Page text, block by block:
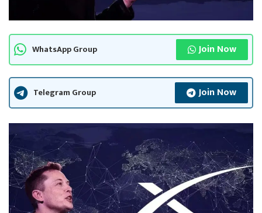
WhatsApp Group Join Now
Telegram Group Join Now